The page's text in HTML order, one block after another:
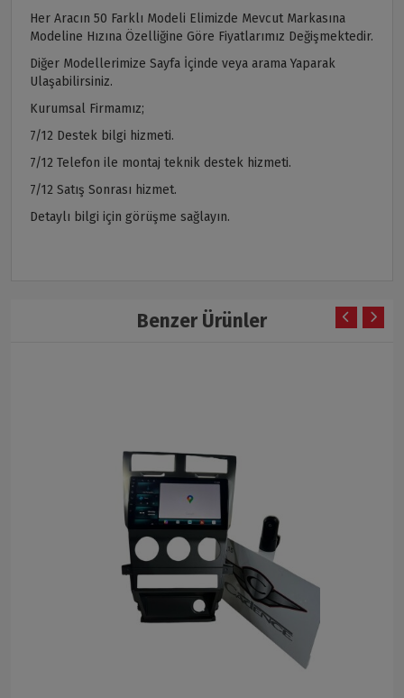
Her Aracın 50 Farklı Modeli Elimizde Mevcut Markasına
Modeline Hızına Özelliğine Göre Fiyatlarımız Değişmektedir.
Diğer Modellerimize Sayfa İçinde veya arama Yaparak
Ulaşabilirsiniz.
Kurumsal Firmamız;
7/12 Destek bilgi hizmeti.
7/12 Telefon ile montaj teknik destek hizmeti.
7/12 Satış Sonrası hizmet.
Detaylı bilgi için görüşme sağlayın.
Benzer Ürünler